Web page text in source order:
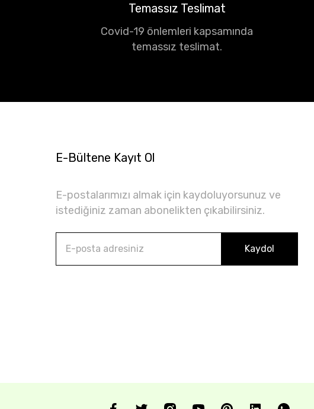
Temassız Teslimat
Covid-19 önlemleri kapsamında
temassız teslimat.
E-Bültene Kayıt Ol
E-postalarımızı almak için kaydoluyorsunuz ve
istediğiniz zaman abonelikten çıkabilirsiniz.
Kaydol